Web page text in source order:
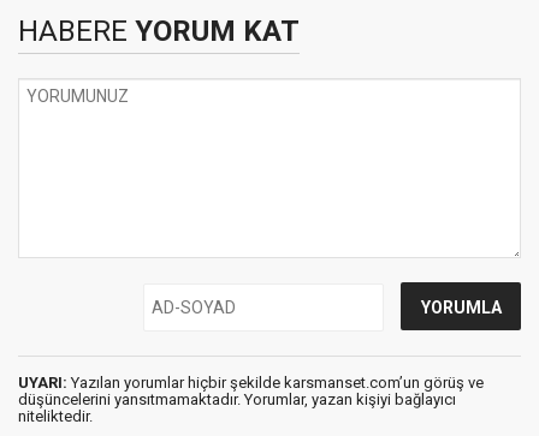
HABERE YORUM KAT
UYARI: Yazılan yorumlar hiçbir şekilde karsmanset.com’un görüş ve
düşüncelerini yansıtmamaktadır. Yorumlar, yazan kişiyi bağlayıcı
niteliktedir.